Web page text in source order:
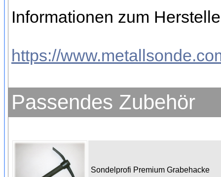
Informationen zum
https://
Passendes Zubehör
Sondelprofi Premium Grabehacke